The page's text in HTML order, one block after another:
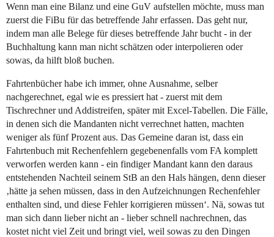
Wenn man eine Bilanz und eine GuV aufstellen möchte, muss man
zuerst die FiBu für das betreffende Jahr erfassen. Das geht nur,
indem man alle Belege für dieses betreffende Jahr bucht - in der
Buchhaltung kann man nicht schätzen oder interpolieren oder
sowas, da hilft bloß buchen.
Fahrtenbücher habe ich immer, ohne Ausnahme, selber
nachgerechnet, egal wie es pressiert hat - zuerst mit dem
Tischrechner und Addistreifen, später mit Excel-Tabellen. Die Fälle,
in denen sich die Mandanten nicht verrechnet hatten, machten
weniger als fünf Prozent aus. Das Gemeine daran ist, dass ein
Fahrtenbuch mit Rechenfehlern gegebenenfalls vom FA komplett
verworfen werden kann - ein findiger Mandant kann den daraus
entstehenden Nachteil seinem StB an den Hals hängen, denn dieser
‚hätte ja sehen müssen, dass in den Aufzeichnungen Rechenfehler
enthalten sind, und diese Fehler korrigieren müssen‘. Nä, sowas tut
man sich dann lieber nicht an - lieber schnell nachrechnen, das
kostet nicht viel Zeit und bringt viel, weil sowas zu den Dingen